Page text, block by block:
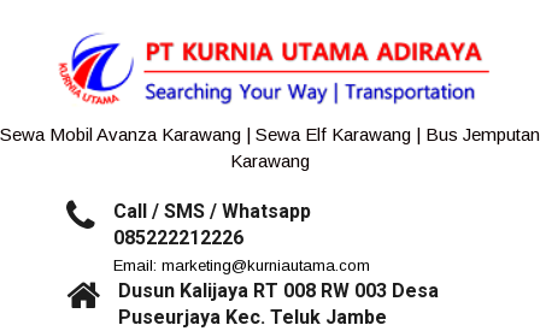
Sewa Mobil Avanza Karawang | Sewa Elf Karawang | Bus Jemputan
Karawang
Call / SMS / Whatsapp
085222212226
Email: marketing@kurniautama.com
Dusun Kalijaya RT 008 RW 003 Desa
Puseurjaya Kec. Teluk Jambe